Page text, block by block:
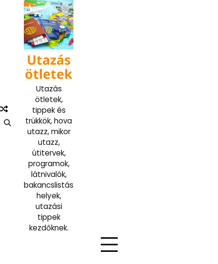
content
Utazás
ötletek
Utazás
ötletek,
tippek és
trükkök, hova
utazz, mikor
utazz,
útitervek,
programok,
látnivalók,
bakancslistás
helyek,
utazási
tippek
kezdőknek.